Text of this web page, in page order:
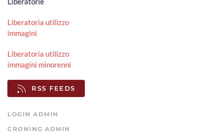
Liberatoria utilizzo
immagini
Liberatoria utilizzo
immagini minorenni
RSS FEEDS
LOGIN ADMIN
CRONING ADMIN